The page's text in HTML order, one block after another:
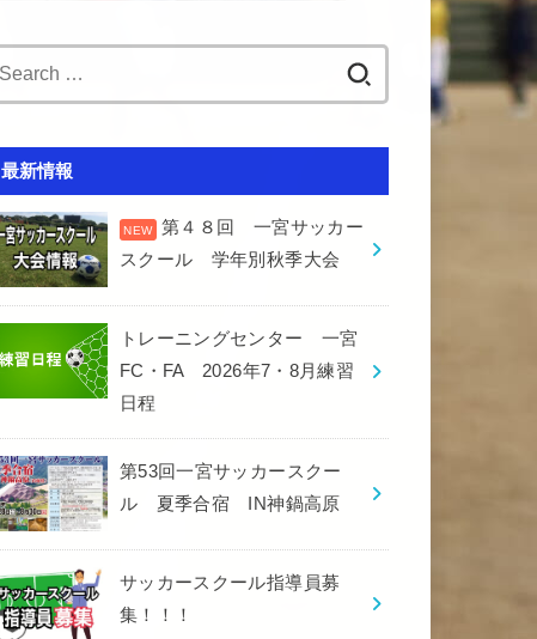
最新情報
第４８回 一宮サッカー
スクール 学年別秋季大会
トレーニングセンター 一宮
FC・FA 2026年7・8月練習
日程
第53回一宮サッカースクー
ル 夏季合宿 IN神鍋高原
サッカースクール指導員募
集！！！